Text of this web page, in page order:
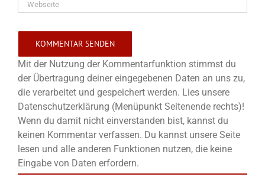
Mit der Nutzung der Kommentarfunktion stimmst du
der Übertragung deiner eingegebenen Daten an uns zu,
die verarbeitet und gespeichert werden. Lies unsere
Datenschutzerklärung (Menüpunkt Seitenende rechts)!
Wenn du damit nicht einverstanden bist, kannst du
keinen Kommentar verfassen. Du kannst unsere Seite
lesen und alle anderen Funktionen nutzen, die keine
Eingabe von Daten erfordern.